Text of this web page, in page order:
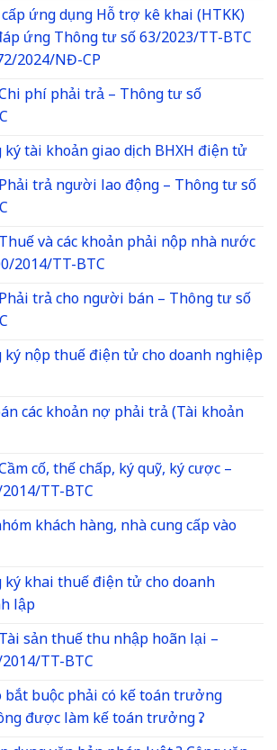
ứng dụng Hỗ trợ kê khai (HTKK)
ứng Thông tư số 63/2023/TT-BTC
2024/NĐ-CP
phí phải trả – Thông tư số
tài khoản giao dịch BHXH điện tử
trả người lao động – Thông tư số
và các khoản phải nộp nhà nước
2014/TT-BTC
trả cho người bán – Thông tư số
nộp thuế điện tử cho doanh nghiệp
các khoản nợ phải trả (Tài khoản
cố, thế chấp, ký quỹ, ký cược –
TT-BTC
khách hàng, nhà cung cấp vào
khai thuế điện tử cho doanh
lập
sản thuế thu nhập hoãn lại –
TT-BTC
buộc phải có kế toán trưởng
được làm kế toán trưởng ?